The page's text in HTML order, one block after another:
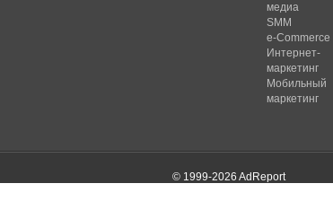
медиа
SMM
e-Commerce
Интернет-
маркетинг
Мобильный
маркетинг
© 1999-2026 AdReport